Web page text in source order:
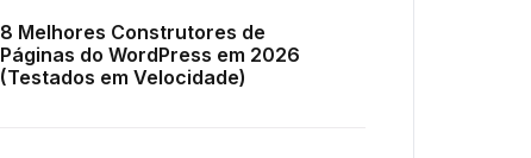
8 Melhores Construtores de
Páginas do WordPress em 2026
(Testados em Velocidade)